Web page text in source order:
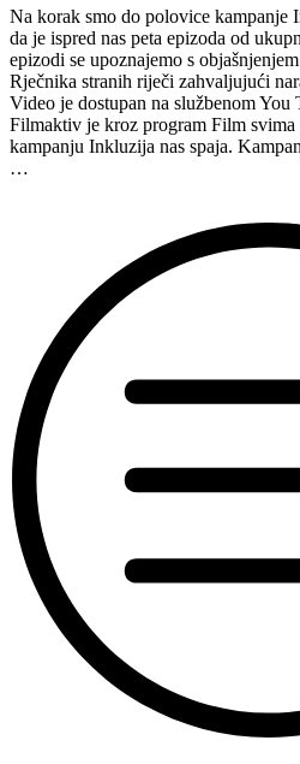
polovice
—
predstavljamo
epizodu
6/12”
Na korak smo do polovice kampanje
da je ispred nas peta epizoda od
epizodi se upoznajemo s
Rječnika stranih riječi zahvaljujući
Video je dostupan na službenom You
Filmaktiv je kroz program Film
kampanju Inkluzija nas spaja.
…